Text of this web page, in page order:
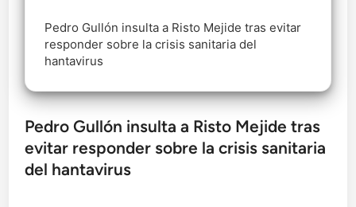
Pedro Gullón insulta a Risto Mejide tras evitar
responder sobre la crisis sanitaria del
hantavirus
Pedro Gullón insulta a Risto Mejide tras
evitar responder sobre la crisis sanitaria
del hantavirus